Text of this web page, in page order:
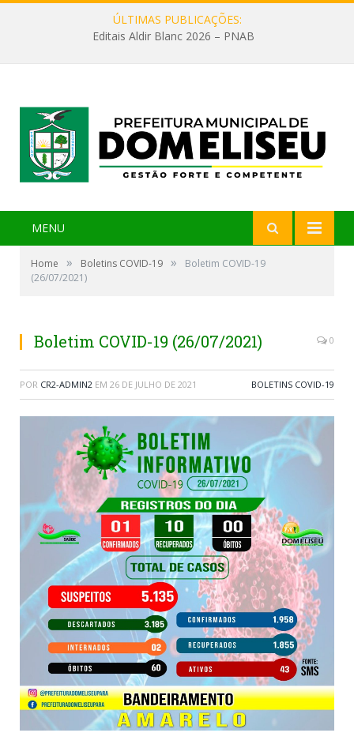
ÚLTIMAS PUBLICAÇÕES:
Editais Aldir Blanc 2026 – PNAB
MENU
Home » Boletins COVID-19 »
Boletim COVID-19
(26/07/2021)
Boletim COVID-19 (26/07/2021) 0
POR CR2-ADMIN2 EM 26 DE JULHO DE 2021 BOLETINS COVID-19